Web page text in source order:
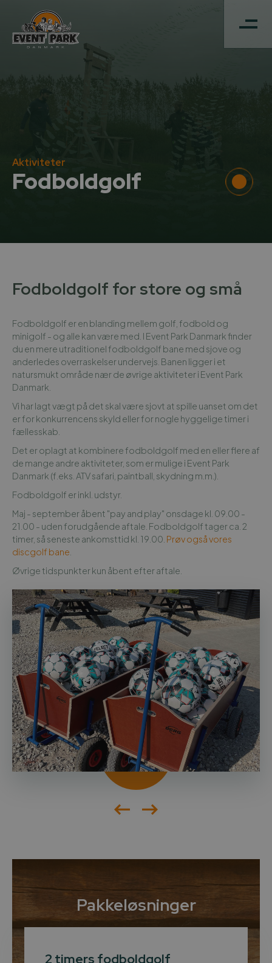
Aktiviteter
Fodboldgolf
Fodboldgolf for store og små
Fodboldgolf er en blanding mellem golf, fodbold og
minigolf - og alle kan være med. I Event Park Danmark finder
du en mere utraditionel fodboldgolf bane med sjove og
anderledes overraskelser undervejs. Banen ligger i et
natursmukt område nær de øvrige aktiviteter i Event Park
Danmark.
Vi har lagt vægt på det skal være sjovt at spille uanset om det
er for konkurrencens skyld eller for nogle hyggelige timer i
fællesskab.
Det er oplagt at kombinere fodboldgolf med en eller flere af
de mange andre aktiviteter, som er mulige i Event Park
Danmark (f.eks. ATV safari, paintball, skydning m.m.).
Fodboldgolf er inkl. udstyr.
Maj - september åbent "pay and play" onsdage kl. 09.00 -
21.00 - uden forudgående aftale. Fodboldgolf tager ca. 2
timer, så seneste ankomsttid kl. 19.00. Prøv også vores
discgolf bane
Øvrige tidspunkter kun åbent efter aftale.
Pakkeløsninger
2 timers fodboldgolf